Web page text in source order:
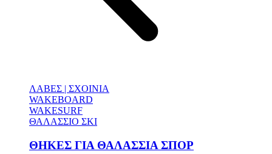
ΛΑΒΕΣ | ΣΧΟΙΝΙΑ
WAKEBOARD
WAKESURF
ΘΑΛΑΣΣΙΟ ΣΚΙ
ΘΗΚΕΣ ΓΙΑ ΘΑΛΑΣΣΙΑ ΣΠΟΡ